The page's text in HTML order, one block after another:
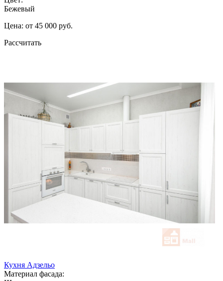
Бежевый
Цена: от 45 000 руб.
Рассчитать
Кухня Адзельо
Материал фасада: